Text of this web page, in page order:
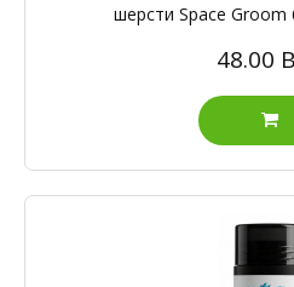
шерсти Space Groom
48.00